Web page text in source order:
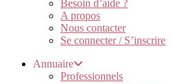
Besoin d’aide ?
A propos
Nous contacter
Se connecter / S’inscrire
Annuaire
Professionnels